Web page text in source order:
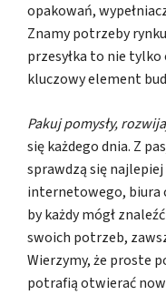
opakowań,
Znamy potrzeby
przesyłka to nie
kluczowy element
Pakuj pomysły,
się każdego dnia. Z
sprawdzą się
internetowego, biura
by każdy mógł
swoich potrzeb,
Wierzymy, że proste
potrafią otwierać